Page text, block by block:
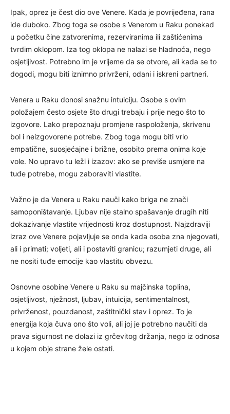
Ipak, oprez je čest dio ove Venere. Kada je povrijeđena, rana
ide duboko. Zbog toga se osobe s Venerom u Raku ponekad
u početku čine zatvorenima, rezerviranima ili zaštićenima
tvrdim oklopom. Iza tog oklopa ne nalazi se hladnoća, nego
osjetljivost. Potrebno im je vrijeme da se otvore, ali kada se to
dogodi, mogu biti iznimno privrženi, odani i iskreni partneri.
Venera u Raku donosi snažnu intuiciju. Osobe s ovim
položajem često osjete što drugi trebaju i prije nego što to
izgovore. Lako prepoznaju promjene raspoloženja, skrivenu
bol i neizgovorene potrebe. Zbog toga mogu biti vrlo
empatične, suosjećajne i brižne, osobito prema onima koje
vole. No upravo tu leži i izazov: ako se previše usmjere na
tuđe potrebe, mogu zaboraviti vlastite.
Važno je da Venera u Raku nauči kako briga ne znači
samoponištavanje. Ljubav nije stalno spašavanje drugih niti
dokazivanje vlastite vrijednosti kroz dostupnost. Najzdraviji
izraz ove Venere pojavljuje se onda kada osoba zna njegovati,
ali i primati; voljeti, ali i postaviti granicu; razumjeti druge, ali
ne nositi tuđe emocije kao vlastitu obvezu.
Osnovne osobine Venere u Raku su majčinska toplina,
osjetljivost, nježnost, ljubav, intuicija, sentimentalnost,
privrženost, pouzdanost, zaštitnički stav i oprez. To je
energija koja čuva ono što voli, ali joj je potrebno naučiti da
prava sigurnost ne dolazi iz grčevitog držanja, nego iz odnosa
u kojem obje strane žele ostati.